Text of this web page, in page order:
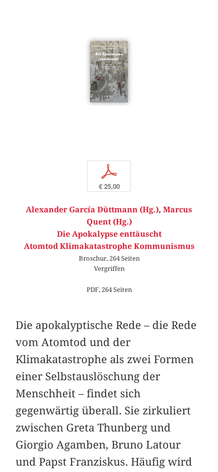
p
€ 25,00
Alexander García Düttmann (Hg.), Marcus
Quent (Hg.)
Die Apokalypse enttäuscht
Atomtod Klimakatastrophe Kommunismus
Broschur, 264 Seiten
Vergriffen
PDF, 264 Seiten
Die apokalyptische Rede – die Rede
vom Atomtod und der
Klimakatastrophe als zwei Formen
einer Selbstauslöschung der
Menschheit – findet sich
gegenwärtig überall. Sie zirkuliert
zwischen Greta Thunberg und
Giorgio Agamben, Bruno Latour
und Papst Franziskus. Häufig wird